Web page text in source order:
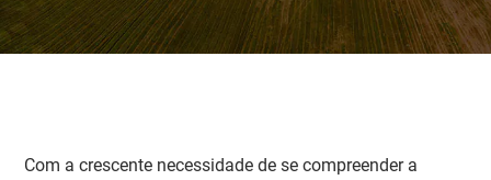
Com a crescente necessidade de se compreender a